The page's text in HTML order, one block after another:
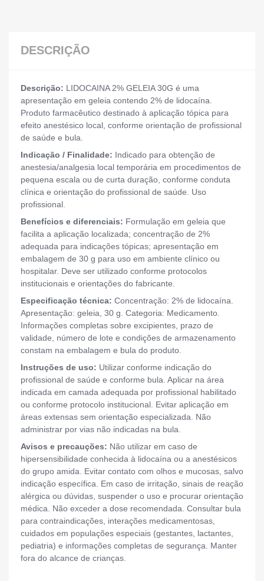
DESCRIÇÃO
Descrição: LIDOCAINA 2% GELEIA 30G é uma
apresentação em geleia contendo 2% de lidocaína.
Produto farmacêutico destinado à aplicação tópica para
efeito anestésico local, conforme orientação de profissional
de saúde e bula.
Indicação / Finalidade: Indicado para obtenção de
anestesia/analgesia local temporária em procedimentos de
pequena escala ou de curta duração, conforme conduta
clínica e orientação do profissional de saúde. Uso
profissional.
Benefícios e diferenciais: Formulação em geleia que
facilita a aplicação localizada; concentração de 2%
adequada para indicações tópicas; apresentação em
embalagem de 30 g para uso em ambiente clínico ou
hospitalar. Deve ser utilizado conforme protocolos
institucionais e orientações do fabricante.
Especificação técnica: Concentração: 2% de lidocaína.
Apresentação: geleia, 30 g. Categoria: Medicamento.
Informações completas sobre excipientes, prazo de
validade, número de lote e condições de armazenamento
constam na embalagem e bula do produto.
Instruções de uso: Utilizar conforme indicação do
profissional de saúde e conforme bula. Aplicar na área
indicada em camada adequada por profissional habilitado
ou conforme protocolo institucional. Evitar aplicação em
áreas extensas sem orientação especializada. Não
administrar por vias não indicadas na bula.
Avisos e precauções: Não utilizar em caso de
hipersensibilidade conhecida à lidocaína ou a anestésicos
do grupo amida. Evitar contato com olhos e mucosas, salvo
indicação específica. Em caso de irritação, sinais de reação
alérgica ou dúvidas, suspender o uso e procurar orientação
médica. Não exceder a dose recomendada. Consultar bula
para contraindicações, interações medicamentosas,
cuidados em populações especiais (gestantes, lactantes,
pediatria) e informações completas de segurança. Manter
fora do alcance de crianças.